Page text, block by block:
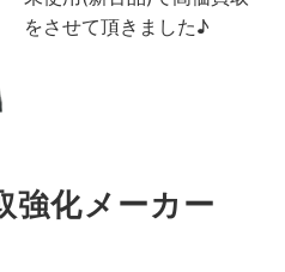
をさせて頂きました♪
強化メーカー